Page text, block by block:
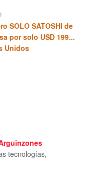
SOLO SATOSHI de
por solo USD 199...
Unidos
tecnologías,